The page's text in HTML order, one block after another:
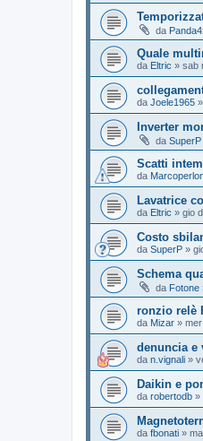
da
Quale
da Eltric » sab
da Joele1965 »
Inverter
da SuperP
Scatti
da
Lavatrice
da Eltric » gio
Costo
da SuperP »
Schema
da Fotone
ronzio relè
da Mizar »
denuncia e
da n.vignali »
Daikin e
da robertodb »
da fbonati »